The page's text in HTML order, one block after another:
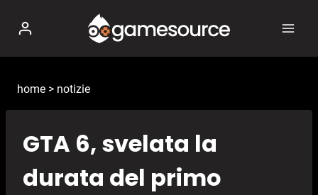
contenuto
home > notizie
GTA 6, svelata la
durata del primo